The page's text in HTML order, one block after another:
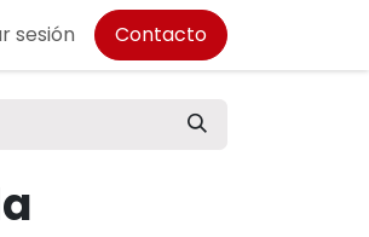
sesión Contacto